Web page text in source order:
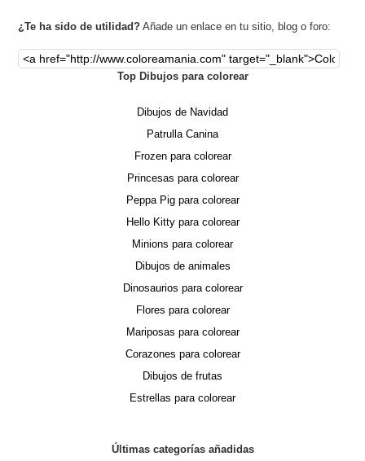
¿Te ha sido de utilidad? Añade un enlace en tu sitio, blog o foro:
Top Dibujos para colorear
Dibujos de Navidad
Patrulla Canina
Frozen para colorear
Princesas para colorear
Peppa Pig para colorear
Hello Kitty para colorear
Minions para colorear
Dibujos de animales
Dinosaurios para colorear
Flores para colorear
Mariposas para colorear
Corazones para colorear
Dibujos de frutas
Estrellas para colorear
Últimas categorías añadidas